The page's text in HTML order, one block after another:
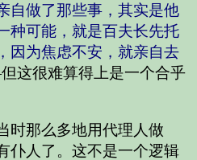
自做了那些事，其实是他
种可能，就是百夫长先托
因为焦虑不安，就亲自去
这很难算得上是一个合乎
时那么多地用代理人做
仆人了。这不是一个逻辑